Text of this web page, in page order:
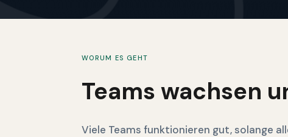
WORUM ES GEHT
Teams wachsen
Viele Teams funktionieren gut, solange